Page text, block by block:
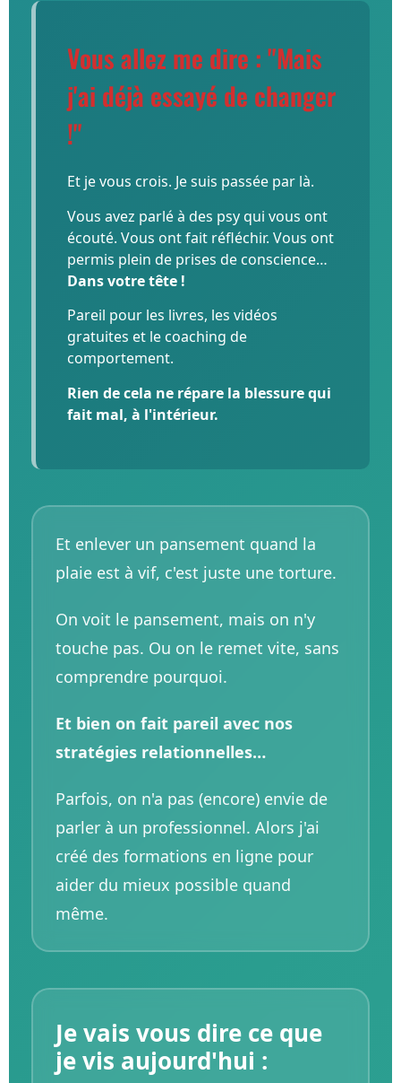
Vous allez me dire : "Mais
j'ai déjà essayé de changer
!"
Et je vous crois. Je suis passée par là.
Vous avez parlé à des psy qui vous ont
écouté. Vous ont fait réfléchir. Vous ont
permis plein de prises de conscience…
Dans votre tête !
Pareil pour les livres, les vidéos
gratuites et le coaching de
comportement.
Rien de cela ne répare la blessure qui
fait mal, à l'intérieur.
Et enlever un pansement quand la
plaie est à vif, c'est juste une torture.
On voit le pansement, mais on n'y
touche pas. Ou on le remet vite, sans
comprendre pourquoi.
Et bien on fait pareil avec nos
stratégies relationnelles…
Parfois, on n'a pas (encore) envie de
parler à un professionnel. Alors j'ai
créé des formations en ligne pour
aider du mieux possible quand
même.
Je vais vous dire ce que
je vis aujourd'hui :